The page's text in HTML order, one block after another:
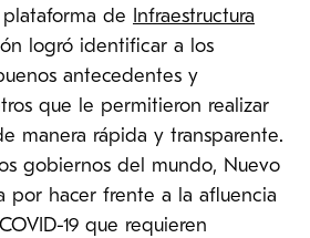
de
Infraestructura
logró identificar a los
antecedentes y
que le permitieron realizar
manera rápida y transparente.
gobiernos del mundo, Nuevo
por hacer frente a la afluencia
19 que requieren